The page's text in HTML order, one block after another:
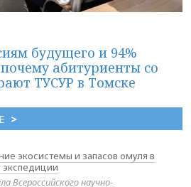
будущего и 94%
абитуриенты со
ТУСУР в Томске
>
экосистемы и запасов омуля в
экспедиции
Всероссийского научно-